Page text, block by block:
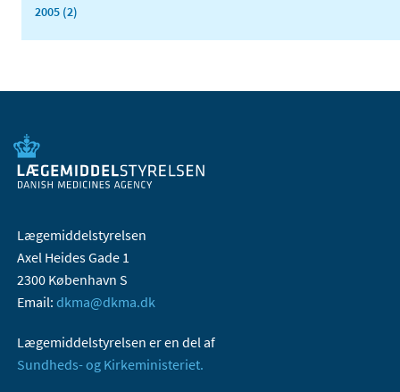
2005 (2)
Lægemiddelstyrelsen
Axel Heides Gade 1
2300 København S
Email: dkma@dkma.dk
Lægemiddelstyrelsen er en del af
Sundheds- og Kirkeministeriet.